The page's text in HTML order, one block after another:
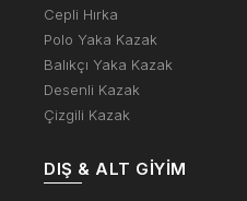
Cepli Hırka
Polo Yaka Kazak
Balıkçı Yaka Kazak
Desenli Kazak
Çizgili Kazak
DIŞ & ALT GIYIM